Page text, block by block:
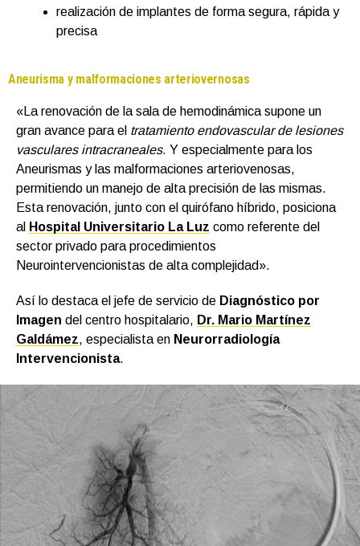
realización de implantes de forma segura, rápida y
precisa
Aneurisma y malformaciones arteriovernosas
«La renovación de la sala de hemodinámica supone un
gran avance para el tratamiento endovascular de lesiones
vasculares intracraneales. Y especialmente para los
Aneurismas y las malformaciones arteriovenosas,
permitiendo un manejo de alta precisión de las mismas.
Esta renovación, junto con el quirófano híbrido, posiciona
al Hospital Universitario La Luz como referente del
sector privado para procedimientos
Neurointervencionistas de alta complejidad».
Así lo destaca el jefe de servicio de Diagnóstico por
Imagen del centro hospitalario, Dr. Mario Martínez
Galdámez, especialista en Neurorradiología
Intervencionista.